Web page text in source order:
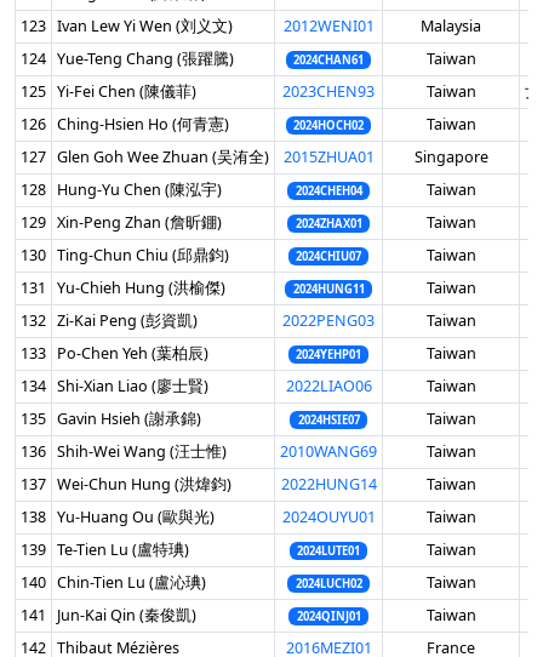
123 Ivan Lew Yi Wen (刘义文) 2012WENI01 Malaysia
124 Yue-Teng Chang (張躍騰) 2024CHAN61 Taiwan
125 Yi-Fei Chen (陳儀菲) 2023CHEN93 Taiwan
126 Ching-Hsien Ho (何青憲) 2024HOCH02 Taiwan
127 Glen Goh Wee Zhuan (吴洧全) 2015ZHUA01 Singapore
128 Hung-Yu Chen (陳泓宇) 2024CHEH04 Taiwan
129 Xin-Peng Zhan (詹昕錋) 2024ZHAX01 Taiwan
130 Ting-Chun Chiu (邱鼎鈞) 2024CHIU07 Taiwan
131
Yu-Chieh Hung (洪榆傑) 2024HUNG11 Taiwan
132 Zi-Kai Peng (彭資凱) 2022PENG03 Taiwan
133 Po-Chen Yeh (葉柏辰) 2024YEHP01 Taiwan
134 Shi-Xian Liao (廖士賢) 2022LIAO06 Taiwan
135 Gavin Hsieh (謝承錦) 2024HSIE07 Taiwan
136 Shih-Wei Wang (汪士惟) 2010WANG69 Taiwan
137 Wei-Chun Hung (洪煒鈞) 2022HUNG14 Taiwan
138 Yu-Huang Ou (歐與光) 2024OUYU01 Taiwan
139 Te-Tien Lu (盧特琠) 2024LUTE01 Taiwan
140 Chin-Tien Lu (盧沁琠) 2024LUCH02 Taiwan
141
Jun-Kai Qin (秦俊凱) 2024QINJ01 Taiwan
142 Thibaut Mézières 2016MEZI01 France